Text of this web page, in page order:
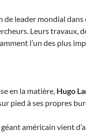
de leader mondial
Leurs travaux,
l’un des plus
en la matière, Hugo
pied à ses propres
américain vient